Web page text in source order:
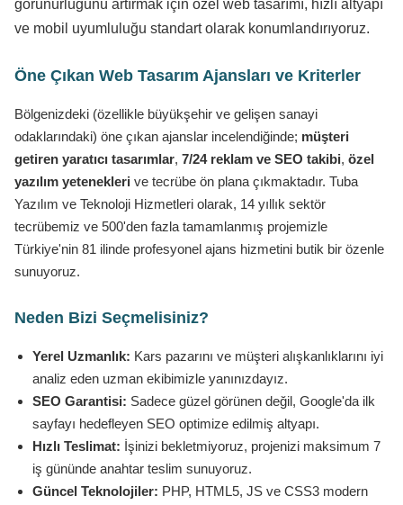
görünürlüğünü artırmak için özel web tasarımı, hızlı altyapı
ve mobil uyumluluğu standart olarak konumlandırıyoruz.
Öne Çıkan Web Tasarım Ajansları ve Kriterler
Bölgenizdeki (özellikle büyükşehir ve gelişen sanayi
odaklarındaki) öne çıkan ajanslar incelendiğinde; müşteri
getiren yaratıcı tasarımlar, 7/24 reklam ve SEO takibi, özel
yazılım yetenekleri ve tecrübe ön plana çıkmaktadır. Tuba
Yazılım ve Teknoloji Hizmetleri olarak, 14 yıllık sektör
tecrübemiz ve 500'den fazla tamamlanmış projemizle
Türkiye'nin 81 ilinde profesyonel ajans hizmetini butik bir özenle
sunuyoruz.
Neden Bizi Seçmelisiniz?
Yerel Uzmanlık: Kars pazarını ve müşteri alışkanlıklarını iyi
analiz eden uzman ekibimizle yanınızdayız.
SEO Garantisi: Sadece güzel görünen değil, Google'da ilk
sayfayı hedefleyen SEO optimize edilmiş altyapı.
Hızlı Teslimat: İşinizi bekletmiyoruz, projenizi maksimum 7
iş gününde anahtar teslim sunuyoruz.
Güncel Teknolojiler: PHP, HTML5, JS ve CSS3 modern